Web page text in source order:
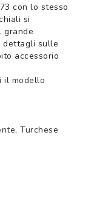
con lo stesso
si
grande
dettagli sulle
accessorio
il modello
Turchese